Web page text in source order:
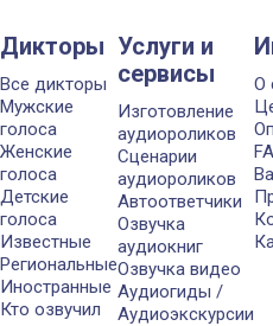
Дикторы
Все дикторы
Мужские
голоса
Женские
голоса
Детские
голоса
Известные
Региональные
Иностранные
Кто озвучил
Услуги и
сервисы
Изготовление
аудиороликов
Сценарии
аудиороликов
Автоответчики
Озвучка
аудиокниг
Озвучка видео
Аудиогиды /
Аудиоэкскурсии
О